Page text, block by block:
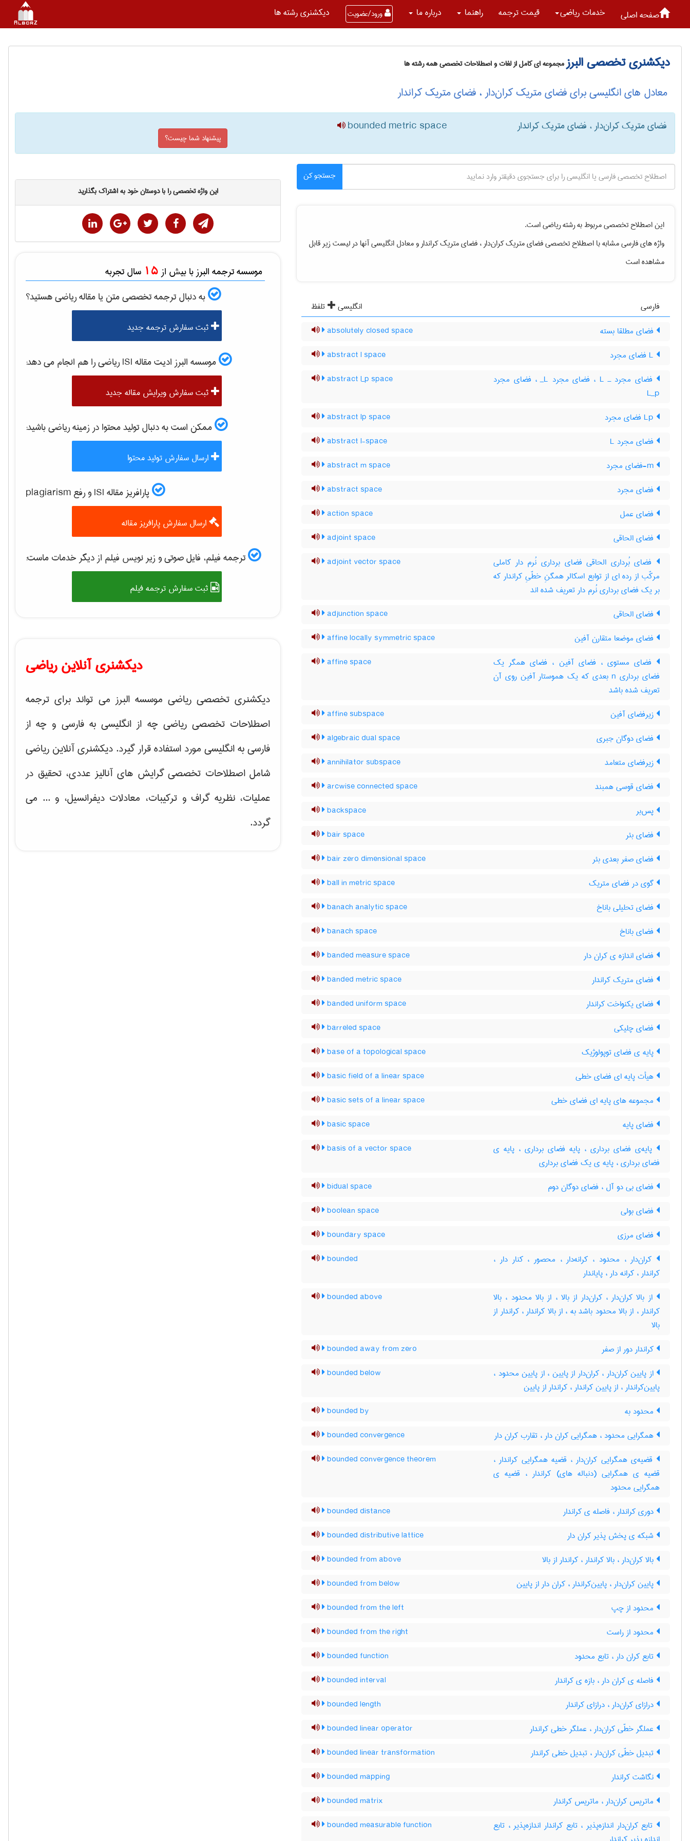
صفحه اصلی خدمات رياضی قیمت ترجمه راهنما درباره ما ورود/عضویت دیکشنری رشته ها
دیکشنری تخصصی البرزمجموعه ای کامل از لغات و اصطلاحات تخصصی همه رشته ها
معادل های انگلیسی برای فضای متریک کران‌دار ، فضای متریک کراندار
فضای متریک کران‌دار ، فضای متریک کراندار bounded metric space
پیشنهاد شما چیست؟
جستجو کن
این اصطلاح تخصصی مربوط به رشتهرياضیاست.
واژه های فارسی مشابه با اصطلاح تخصصیفضای متریک کران‌دار ، فضای متریک کراندارو معادل انگلیسی آنها در لیست زیر قابل
مشاهده است
فارسی انگلیسی
تلفظ
فضای مطلقا بسته
absolutely closed space
abstract l space
فضای مجرد ـ L‌ ، فضای مجرد L‌_ ، فضای مجرد
L‌_‌p
abstract l_p space
abstract lp space
فضای مجرد L abstract l-space
abstract m space
فضای مجرد abstract space
فضای عمل action space
فضای الحاقی adjoint space
فضای بُرداری الحاقی فضای برداری نُرم دار کاملی
مرکّب از رده ای از توابع اسکالر همگنِ خطّیِ کراندار که
بر یک فضای برداری نُرم دار تعریف شده اند
adjoint vector space
فضای الحاقی adjunction space
فضای موضعا متقارن آفین affine locally symmetric space
فضای مستوی ، فضای آفین ، فضای همگر یک
فضای برداری n بعدی که یک هموستار آفین روی آن
تعریف شده باشد
affine space
زیرفضای آفین affine subspace
فضای دوگان جبری algebraic dual space
زیرفضای متعامد annihilator subspace
فضای قوسی همبند arcwise connected space
پس‌بر backspace
فضای بئر bair space
فضای صفر بعدی بئر bair zero dimensional space
گوی در فضای متریک ball in metric space
فضای تحلیلی باناخ banach analytic space
فضای باناخ banach space
فضای اندازه ی کران دار banded measure space
فضای متریک کراندار banded metric space
فضای یکنواخت کراندار banded uniform space
فضای چلیکی barreled space
پایه ی فضای توپولوژیک base of a topological space
هیأت پایه ای فضای خطی basic field of a linear space
مجموعه های پایه ای فضای خطی basic sets of a linear space
فضای پایه basic space
پایه‌ی فضای برداری ، پایه فضای برداری ، پایه ی
فضای برداری ، پایه ی یک فضای برداری
basis of a vector space
فضای بی دو آل ، فضای دوگان دوم bidual space
فضای بولی boolean space
فضای مرزی boundary space
کران‌دار ، محدود ، کرانه‌دار ، محصور ، کنار‌ دار ،
کراندار ، کرانه دار ، پایاندار
bounded
از بالا کران‌دار ، کران‌دار از بالا ، از بالا محدود ، بالا
کراندار ، از بالا محدود باشد به ، از بالا کراندار ، کراندار از
بالا
bounded above
کراندار دور از صفر bounded away from zero
از پایین کران‌دار ، کران‌‌دار از پایین ، از پایین محدود ،
پایین‌کراندار ، از پایین کراندار ، کراندار از پایین
bounded below
محدود به bounded by
همگرایی محدود ، همگرایی کران دار ، تقارب کران دار bounded convergence
قضیه‌ی همگرایی کران‌دار ، قضیه همگرایی کراندار ،
قضیه ی همگرایی (دنباله های) کراندار ، قضیه ی
همگرایی محدود
bounded convergence theorem
دوری کراندار ، فاصله ی کراندار bounded distance
شبکه ی پخش پذیر کران دار bounded distributive lattice
بالا کران‌دار ، بالا کراندار ، کراندار از بالا bounded from above
پایین کران‌دار ، پایین‌کراندار ، کران دار از پایین bounded from below
محدود از چپ bounded from the left
محدود از راست bounded from the right
تابع کران دار ، تابع محدود bounded function
فاصله ی کران دار ، بازه ی کراندار bounded interval
درازای کران‌دار ، درازای کراندار bounded length
عملگر خطّی کران‌دار ، عملگر خطی کراندار bounded linear operator
تبدیل خطّی کران‌دار ، تبدیل خطی کراندار bounded linear transformation
نگاشت کراندار bounded mapping
ماتریس کران‌دار ، ماتریس کراندار bounded matrix
تابع کران‌دار اندازه‌پذیر ، تابع کراندار اندازه‌پذیر ، تابع
bounded measurable function
این واژه تخصصی را با دوستان خود به اشتراک بگذارید
موسسه ترجمه البرز با بیش از 15 سال تجربه
به دنبال ترجمه تخصصی متن یا مقالهرياضیهستید؟
ثبت سفارش ترجمه جدید
موسسه البرز ادیت مقاله ISI رياضیرا هم انجام می دهد:
ثبت سفارش ویرایش مقاله جدید
ممکن است به دنبال تولید محتوا در زمینهرياضیباشید:
ارسال سفارش تولید محتوا
پارافریز مقاله ISI و رفع plagiarism
ارسال سفارش پارافریز مقاله
ترجمه فیلم، فایل صوتی و زیر نویس فیلم از دیگر خدمات ماست:
ثبت سفارش ترجمه فیلم
دیکشنری آنلاین ریاضی
دیکشنری تخصصی ریاضی موسسه البرز می تواند برای ترجمه
اصطلاحات تخصصی ریاضی چه از انگلیسی به فارسی و چه از
فارسی به انگلیسی مورد استفاده قرار گیرد. دیکشنری آنلاین ریاضی
شامل اصطلاحات تخصصی گرایش هایآنالیز عددی، تحقیق در
عملیات، نظریه گراف و تركیبات، معادلات دیفرانسیل، و ... می
گردد.